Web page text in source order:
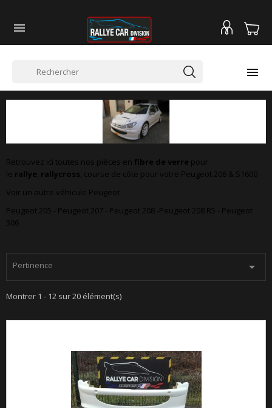


Retrouvez ici toutes nos pièces en fibre de verre pour
le rallye, rallycross, course de côte pour votre Peugeot 206 & S1600
Voir un autre véhicule Peugeot
Peugeot 205
Peugeot 207 Peugeot 208 Peugeot 208 R5
Peugeot
306
Pertinence 
Montrer 1 - 12 sur 20 élément(s)